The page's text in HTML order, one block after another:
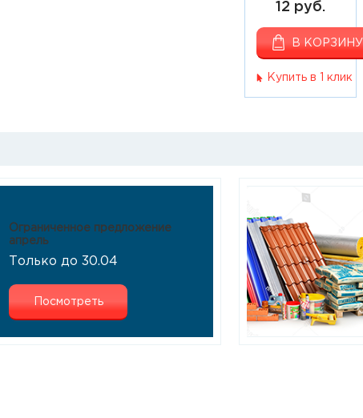
12 руб.
В КОРЗИНУ
Купить в 1 клик
Ограниченное предложение
апрель
Только до 30.04
Посмотреть